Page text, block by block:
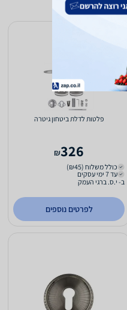
פלטות לדלת ביטחון גיטרה
326
₪
כולל משלוח (₪45)
עד 7 ימי עסקים
ב- י.ס. ברגי העמק
לפרטים נוספים